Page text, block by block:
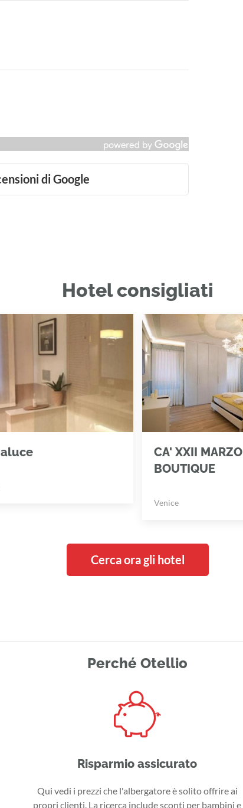
di Google
Hotel consigliati
CA' XXII MARZO
BOUTIQUE
Venice
Cerca ora gli hotel
Perché Otellio
Risparmio assicurato
Qui vedi i prezzi che l'albergatore è solito offrire ai
propri clienti. La ricerca include sconti per bambini e